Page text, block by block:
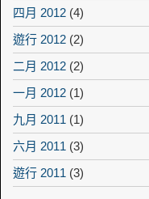
四月 2012 (4)
遊行 2012 (2)
二月 2012 (2)
一月 2012 (1)
九月 2011 (1)
六月 2011 (3)
遊行 2011 (3)